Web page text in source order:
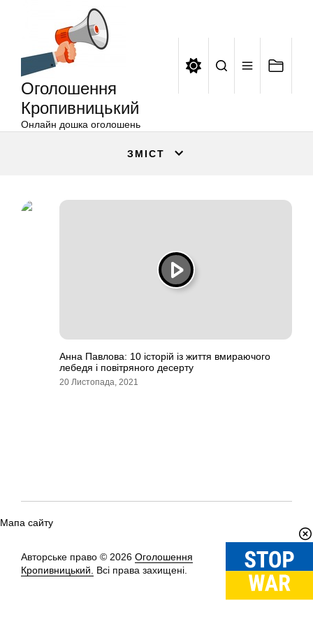
Оголошення
Кропивницький
Онлайн дошка оголошень
ЗМІСТ
Анна Павлова: 10 історій із життя вмираючого
лебедя і повітряного десерту
20 Листопада, 2021
Мапа сайту
Авторське право © 2026 Оголошення
Кропивницький.
Всі права захищені.
Вгору↑